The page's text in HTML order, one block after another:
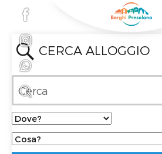
CERCA ALLOGGIO